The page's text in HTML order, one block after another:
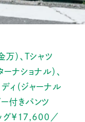
）、Tシャツ
ナショナル）、
ィ（ジャーナル
付きパンツ
ッグ¥17,600／